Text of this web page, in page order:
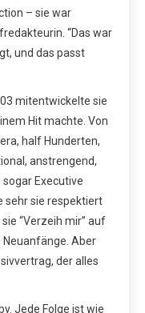
– sie war
“Das war
und das passt
mitentwickelte sie
Hit machte. Von
half Hunderten,
anstrengend,
Executive
sehr sie respektiert
“Verzeih mir” auf
Neuanfänge. Aber
der alles
Jede Folge ist wie